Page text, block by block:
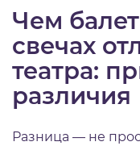
Чем
свечах
театра:
различия
Разница — не